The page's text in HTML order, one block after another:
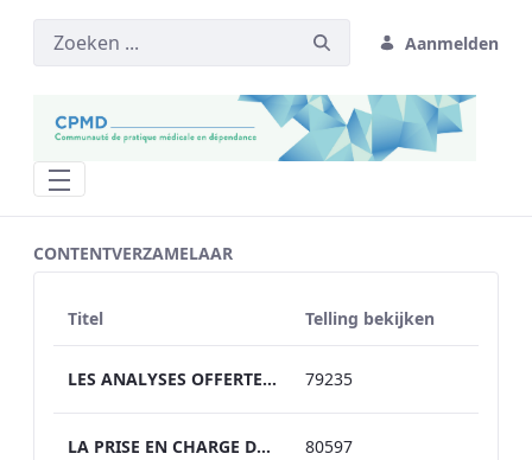
Aanmelden
CONTENTVERZAMELAAR
Titel Telling bekijken
LES ANALYSES OFFERTES PAR LE CENTRE DE TOXICOLOGIE DU QUÉBEC (CTQ) EN SOUTIEN À LA MÉDECINE DES TOXICOMANIES Par Andrée-Anne Marcoux et Nicolas Caron 79235
LA PRISE EN CHARGE DU TROUBLE DE L’USAGE DE STIMULANTS EN 2022 Dres Joanie Raîche et Kim-Lan St-Pierre 80597